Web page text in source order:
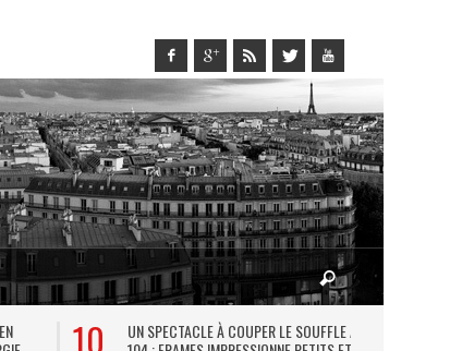
10
UN SPECTACLE À COUPER LE SOUFFLE AU